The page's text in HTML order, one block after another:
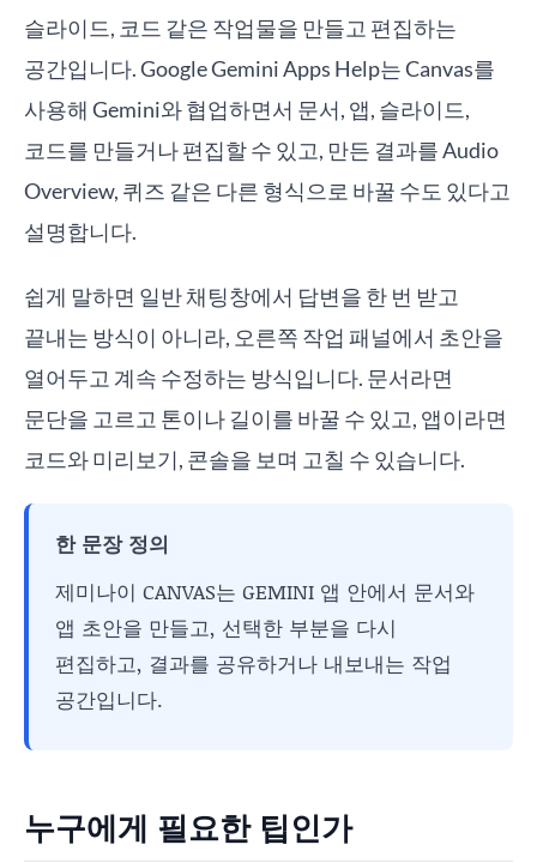
슬라이드, 코드 같은 작업물을 만들고 편집하는
공간입니다. Google Gemini Apps Help는 Canvas를
사용해 Gemini와 협업하면서 문서, 앱, 슬라이드,
코드를 만들거나 편집할 수 있고, 만든 결과를 Audio
Overview, 퀴즈 같은 다른 형식으로 바꿀 수도 있다고
설명합니다.
쉽게 말하면 일반 채팅창에서 답변을 한 번 받고
끝내는 방식이 아니라, 오른쪽 작업 패널에서 초안을
열어두고 계속 수정하는 방식입니다. 문서라면
문단을 고르고 톤이나 길이를 바꿀 수 있고, 앱이라면
코드와 미리보기, 콘솔을 보며 고칠 수 있습니다.
한 문장 정의
제미나이 CANVAS는 GEMINI 앱 안에서 문서와
앱 초안을 만들고, 선택한 부분을 다시
편집하고, 결과를 공유하거나 내보내는 작업
공간입니다.
누구에게 필요한 팁인가